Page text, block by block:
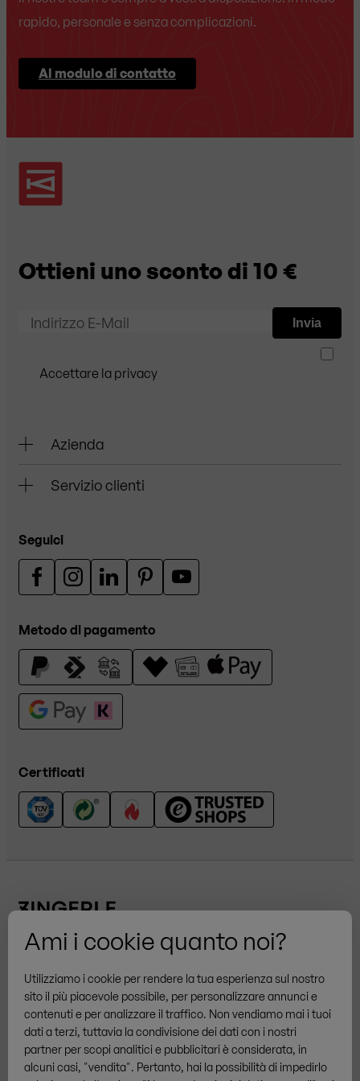
Ami i cookie quanto noi?
Utilizziamo i cookie per rendere la tua esperienza sul nostro
sito il più piacevole possibile, per personalizzare annunci e
contenuti e per analizzare il traffico. Non vendiamo mai i tuoi
dati a terzi, tuttavia la condivisione dei dati con i nostri
partner per scopi analitici e pubblicitari è considerata, in
alcuni casi, "vendita". Pertanto, hai la possibilità di impedirlo
rapido, personale e senza complicazioni.
Al modulo di contatto
Ottieni uno sconto di 10 €
Indirizzo E-Mail
Accettare la privacy
Invia
Azienda
Servizio clienti
Seguici
Metodo di pagamento
Certificati
Condizioni generaliPrivacyCookiesNote legali